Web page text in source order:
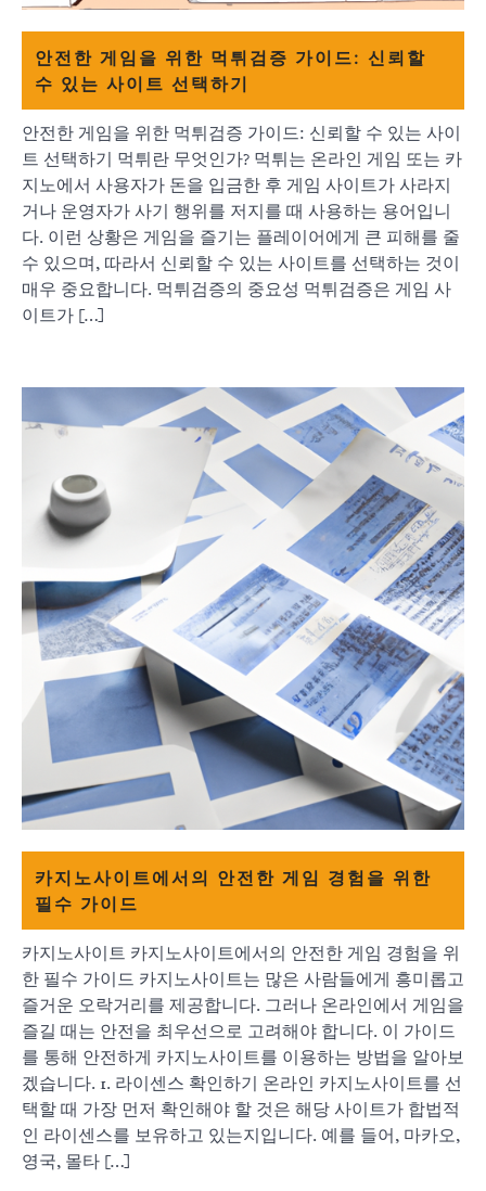
안전한 게임을 위한 먹튀검증 가이드: 신뢰할
수 있는 사이트 선택하기
안전한 게임을 위한 먹튀검증 가이드: 신뢰할 수 있는 사이
트 선택하기 먹튀란 무엇인가? 먹튀는 온라인 게임 또는 카
지노에서 사용자가 돈을 입금한 후 게임 사이트가 사라지
거나 운영자가 사기 행위를 저지를 때 사용하는 용어입니
다. 이런 상황은 게임을 즐기는 플레이어에게 큰 피해를 줄
수 있으며, 따라서 신뢰할 수 있는 사이트를 선택하는 것이
매우 중요합니다. 먹튀검증의 중요성 먹튀검증은 게임 사
이트가 […]
카지노사이트에서의 안전한 게임 경험을 위한
필수 가이드
카지노사이트 카지노사이트에서의 안전한 게임 경험을 위
한 필수 가이드 카지노사이트는 많은 사람들에게 흥미롭고
즐거운 오락거리를 제공합니다. 그러나 온라인에서 게임을
즐길 때는 안전을 최우선으로 고려해야 합니다. 이 가이드
를 통해 안전하게 카지노사이트를 이용하는 방법을 알아보
겠습니다. 1. 라이센스 확인하기 온라인 카지노사이트를 선
택할 때 가장 먼저 확인해야 할 것은 해당 사이트가 합법적
인 라이센스를 보유하고 있는지입니다. 예를 들어, 마카오,
영국, 몰타 […]